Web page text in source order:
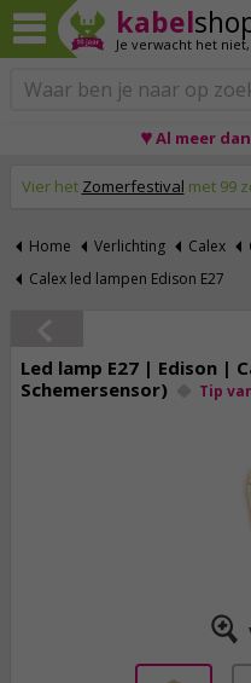
kabel
Je verwacht het niet,
♥ Al meer
Vier het Zomerfestival met 99
Home Verlichting Calex
Calex led lampen Edison E27
Led lamp E27 | Edison |
Schemersensor)
Tip